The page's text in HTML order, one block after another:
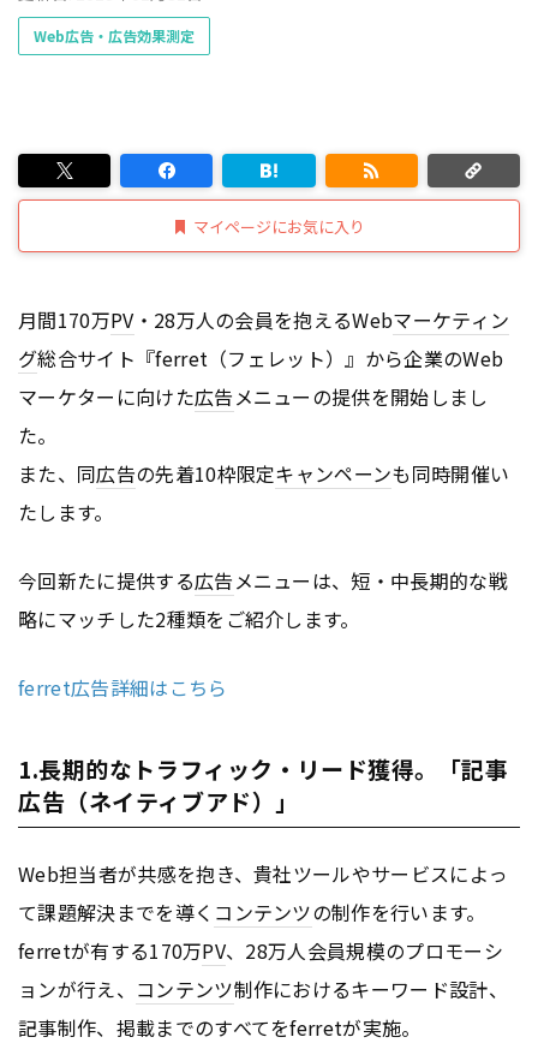
Web広告・広告効果測定
マイページにお気に入り
月間170万PV ・28万人の会員を抱えるWebマーケティン
グ総合サイト『ferret（フェレット）』から企業のWeb
マーケターに向けた広告メニューの提供を開始しまし
た。
また、同広告の先着10枠限定キャンペーンも同時開催い
たします。
今回新たに提供する広告メニューは、短・中長期的な戦
略にマッチした2種類をご紹介します。
ferret広告詳細はこちら
1.長期的なトラフィック・リード獲得。「記事
広告（ネイティブアド）」
Web担当者が共感を抱き、貴社ツールやサービスによっ
て課題解決までを導く コンテンツの制作を行います。
ferretが有する170万PV、28万人会員規模のプロモーシ
ョンが行え、 コンテンツ制作におけるキーワード設計、
記事制作、掲載までのすべてをferretが実施。